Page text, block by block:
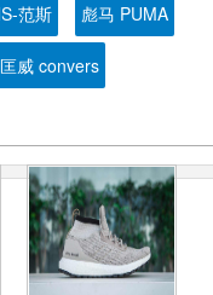
范斯 彪马 PUMA
匡威 convers